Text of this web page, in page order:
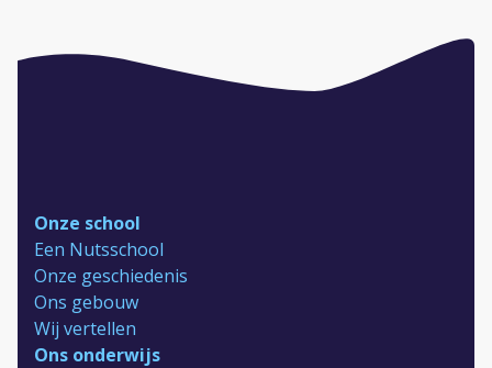
Onze school
Een Nutsschool
Onze geschiedenis
Ons gebouw
Wij vertellen
Ons onderwijs